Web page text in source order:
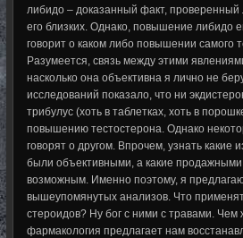
либидо – доказанный факт,
его близких. Однако, повышение либидо
говорит о каком либо повышении самого
Разумеется, связь между этими
насколько она объективна я лично не
исследований показало, что ни
трибулус (хоть в таблетках, хоть в
повышению тестостерона. Однако
говорят о другом. Впрочем, узнать какие
были объективными, а какие продажными
возможным. Именно поэтому, я
вышеупомянутых анализов. Что
стероидов? Ну бог с ними с травами.
фармакология предлагает нам